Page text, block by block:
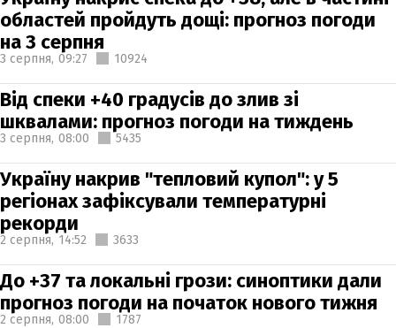
областей пройдуть дощі: прогноз погоди
на 3 серпня
3 серпня, 09:27 10924
Від спеки +40 градусів до злив зі
шквалами: прогноз погоди на тиждень
3 серпня, 08:00 5435
Україну накрив "тепловий купол": у 5
регіонах зафіксували температурні
рекорди
2 серпня, 14:52 3633
До +37 та локальні грози: синоптики дали
прогноз погоди на початок нового тижня
2 серпня, 08:00 1787